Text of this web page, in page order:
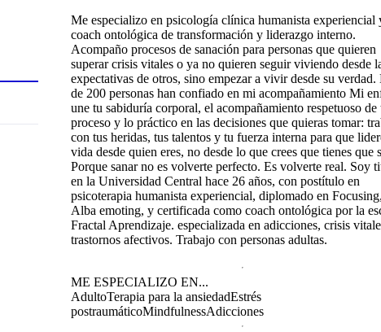
Me especializo en psicología clínica humanista experiencial
coach ontológica de transformación y liderazgo interno.
Acompaño procesos de sanación para personas que quieren
superar crisis vitales o ya no quieren seguir viviendo desde
expectativas de otros, sino empezar a vivir desde su verdad.
de 200 personas han confiado en mi acompañamiento Mi
une tu sabiduría corporal, el acompañamiento respetuoso de
proceso y lo práctico en las decisiones que quieras tomar:
con tus heridas, tus talentos y tu fuerza interna para que
vida desde quien eres, no desde lo que crees que tienes que
Porque sanar no es volverte perfecto. Es volverte real. Soy
en la Universidad Central hace 26 años, con postítulo en
psicoterapia humanista experiencial, diplomado en
Alba emoting, y certificada como coach ontológica por la
Fractal Aprendizaje. especializada en adicciones, crisis
trastornos afectivos. Trabajo con personas adultas.
ME ESPECIALIZO EN...
AdultoTerapia para la ansiedadEstrés
postraumáticoMindfulnessAdicciones